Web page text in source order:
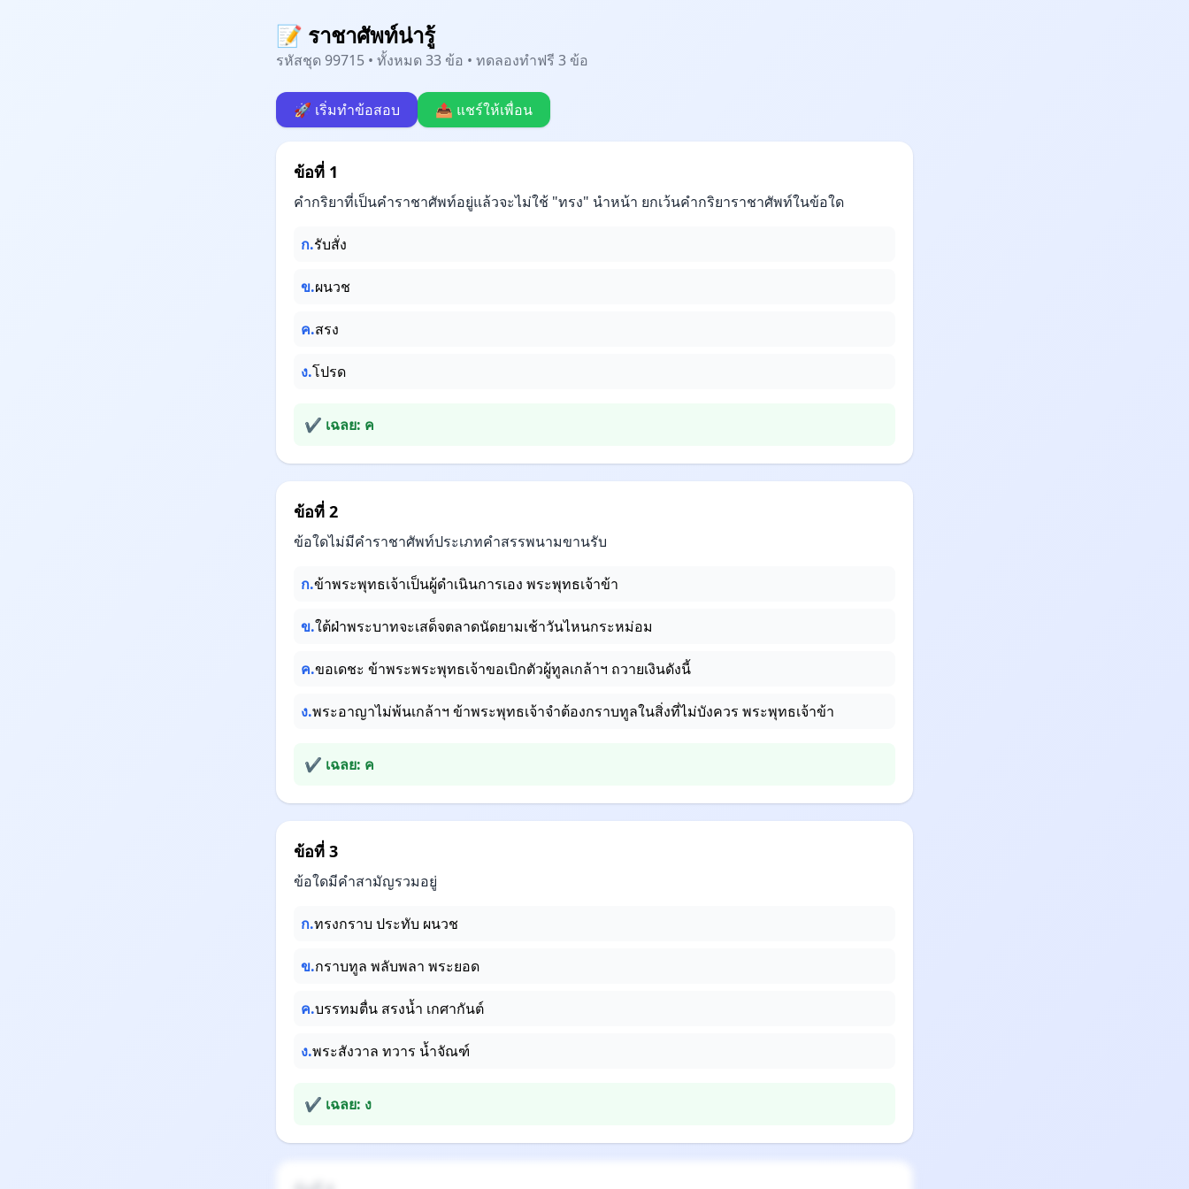
📝 ราชาศัพท์น่ารู้
รหัสชุด 99715 • ทั้งหมด 33 ข้อ • ทดลองทำฟรี 3 ข้อ
🚀 เริ่มทำข้อสอบ 📤 แชร์ให้เพื่อน
ข้อที่ 1
คำกริยาที่เป็นคำราชาศัพท์อยู่แล้วจะไม่ใช้ "ทรง" นำหน้า ยกเว้นคำกริยาราชาศัพท์ในข้อใด
ก.รับสั่ง
ข.ผนวช
ค.สรง
ง.โปรด
✔ เฉลย: ค
ข้อที่ 2
ข้อใดไม่มีคำราชาศัพท์ประเภทคำสรรพนามขานรับ
ก.ข้าพระพุทธเจ้าเป็นผู้ดำเนินการเอง พระพุทธเจ้าข้า
ข.ใต้ฝ่าพระบาทจะเสด็จตลาดนัดยามเช้าวันไหนกระหม่อม
ค.ขอเดชะ ข้าพระพระพุทธเจ้าขอเบิกตัวผู้ทูลเกล้าฯ ถวายเงินดังนี้
ง.พระอาญาไม่พ้นเกล้าฯ ข้าพระพุทธเจ้าจำต้องกราบทูลในสิ่งที่ไม่บังควร พระพุทธเจ้าข้า
✔ เฉลย: ค
ข้อที่ 3
ข้อใดมีคำสามัญรวมอยู่
ก.ทรงกราบ ประทับ ผนวช
ข.กราบทูล พลับพลา พระยอด
ค.บรรทมตื่น สรงน้ำ เกศากันต์
ง.พระสังวาล ทวาร น้ำจัณฑ์
✔ เฉลย: ง